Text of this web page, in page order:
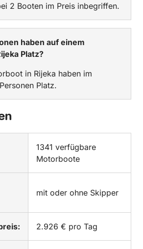
2 Booten im Preis inbegriffen.
haben auf einem
Platz?
in Rijeka haben im
Platz.
1341 verfügbare
Motorboote
mit oder ohne Skipper
2.926 € pro Tag